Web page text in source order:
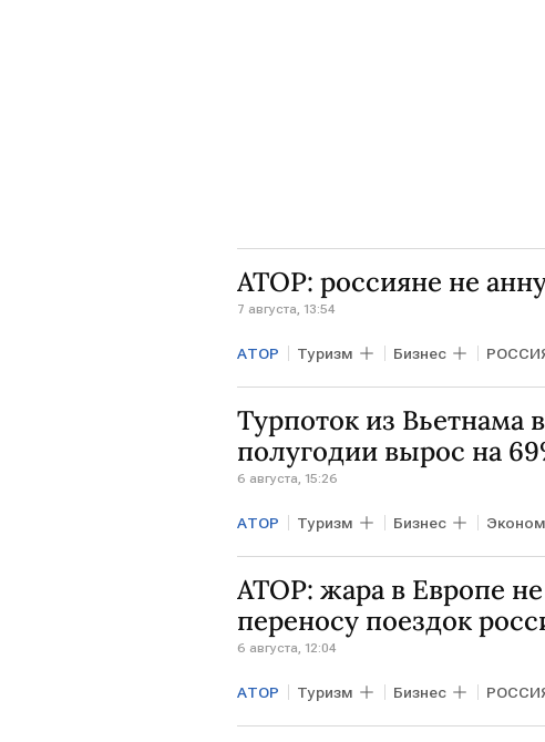
АТОР: россияне не
7 августа, 13:54
АТОР Туризм Бизнес
Турпоток из Вьетнама
полугодии вырос на
6 августа, 15:26
АТОР Туризм Бизнес
Дальний Восток
АТОР: жара в Европе
переносу поездок
6 августа, 12:04
АТОР Туризм Бизнес
Tez Tour